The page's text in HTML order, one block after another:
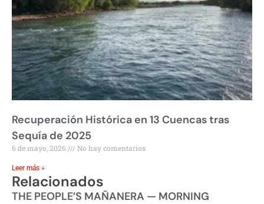
Recuperación Histórica en 13 Cuencas tras
Sequía de 2025
6 de mayo, 2026 No hay comentarios
Leer más »
Relacionados
THE PEOPLE’S MAÑANERA — MORNING